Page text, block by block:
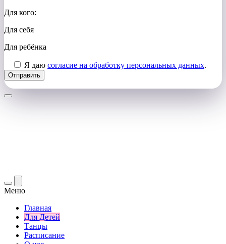
Для кого:
Для себя
Для ребёнка
Я даю согласие на обработку персональных данных.
Меню
Главная
Для Детей
Танцы
Расписание